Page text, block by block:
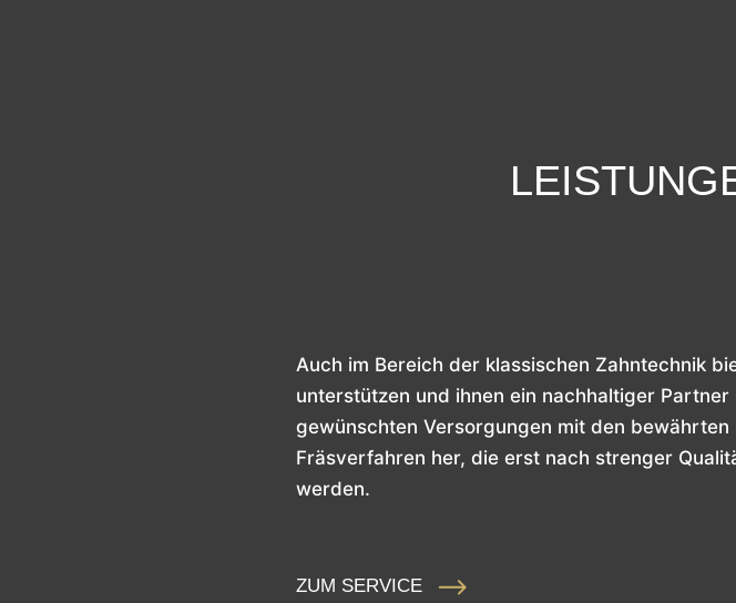
Auch im Bereich der klassischen Zahntechnik
unterstützen und ihnen ein nachhaltiger
gewünschten Versorgungen mit den
Fräsverfahren her, die erst nach strenger
werden.
ZUM SERVICE